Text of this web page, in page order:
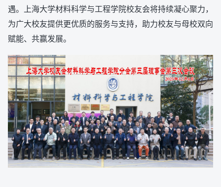
遇。上海大学材料科学与工程学院校友会将持续凝心聚力，
为广大校友提供更优质的服务与支持，助力校友与母校双向
赋能、共赢发展。